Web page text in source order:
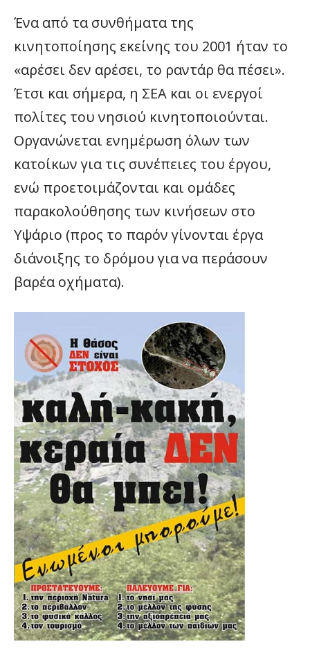
Ένα από τα συνθήματα της
κινητοποίησης εκείνης του 2001 ήταν το
«αρέσει δεν αρέσει, το ραντάρ θα πέσει».
Έτσι και σήμερα, η ΣΕΑ και οι ενεργοί
πολίτες του νησιού κινητοποιούνται.
Οργανώνεται ενημέρωση όλων των
κατοίκων για τις συνέπειες του έργου,
ενώ προετοιμάζονται και ομάδες
παρακολούθησης των κινήσεων στο
Υψάριο (προς το παρόν γίνονται έργα
διάνοιξης το δρόμου για να περάσουν
βαρέα οχήματα).